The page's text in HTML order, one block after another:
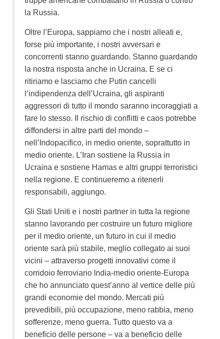
la Russia.
Oltre l’Europa, sappiamo che i nostri alleati e,
forse più importante, i nostri avversari e
concorrenti stanno guardando. Stanno guardando
la nostra risposta anche in Ucraina. E se ci
ritiriamo e lasciamo che Putin cancelli
l’indipendenza dell’Ucraina, gli aspiranti
aggressori di tutto il mondo saranno incoraggiati a
fare lo stesso. Il rischio di conflitti e caos potrebbe
diffondersi in altre parti del mondo –
nell’Indopacifico, in medio oriente, soprattutto in
medio oriente. L’Iran sostiene la Russia in
Ucraina e sostiene Hamas e altri gruppi terroristici
nella regione. E continueremo a ritenerli
responsabili, aggiungo.
Gli Stati Uniti e i nostri partner in tutta la regione
stanno lavorando per costruire un futuro migliore
per il medio oriente, un futuro in cui il medio
oriente sarà più stabile, meglio collegato ai suoi
vicini – attraverso progetti innovativi come il
corridoio ferroviario India-medio oriente-Europa
che ho annunciato quest’anno al vertice delle più
grandi economie del mondo. Mercati più
prevedibili, più occupazione, meno rabbia, meno
sofferenze, meno guerra. Tutto questo va a
beneficio delle persone – va a beneficio delle